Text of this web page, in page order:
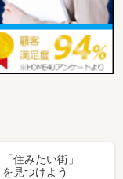
「住みたい街」
を見つけよう